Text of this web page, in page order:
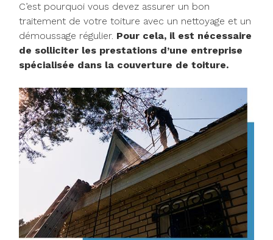
C’est pourquoi vous devez assurer un bon
traitement de votre toiture avec un nettoyage et un
démoussage régulier. Pour cela, il est nécessaire
de solliciter les prestations d’une entreprise
spécialisée dans la couverture de toiture.